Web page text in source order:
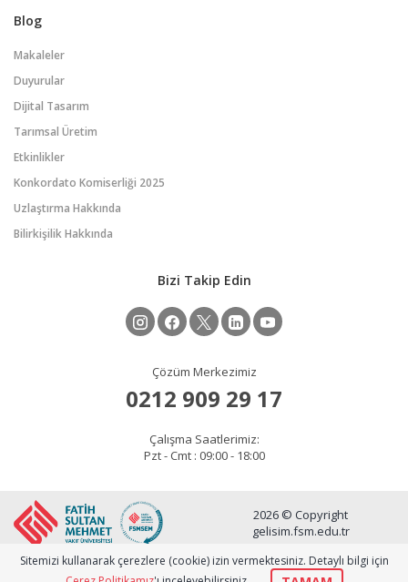
Blog
Makaleler
Duyurular
Dijital Tasarım
Tarımsal Üretim
Etkinlikler
Konkordato Komiserliği 2025
Uzlaştırma Hakkında
Bilirkişilik Hakkında
Bizi Takip Edin
Çözüm Merkezimiz
0212 909 29 17
Çalışma Saatlerimiz:
Pzt - Cmt : 09:00 - 18:00
2026 © Copyright
gelisim.fsm.edu.tr
Sitemizi kullanarak çerezlere (cookie) izin vermektesiniz. Detaylı bilgi için